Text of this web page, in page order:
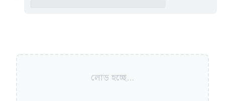
লোড হচ্ছে...